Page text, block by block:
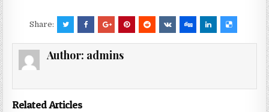
Share:
Author: admins
Related Articles